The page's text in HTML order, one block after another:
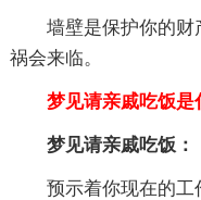
墙壁是保护你的财
祸会来临。
梦见请亲戚吃饭是
梦见请亲戚吃饭：
预示着你现在的工